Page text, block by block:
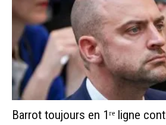
Barrot toujours en 1ʳᵉ ligne